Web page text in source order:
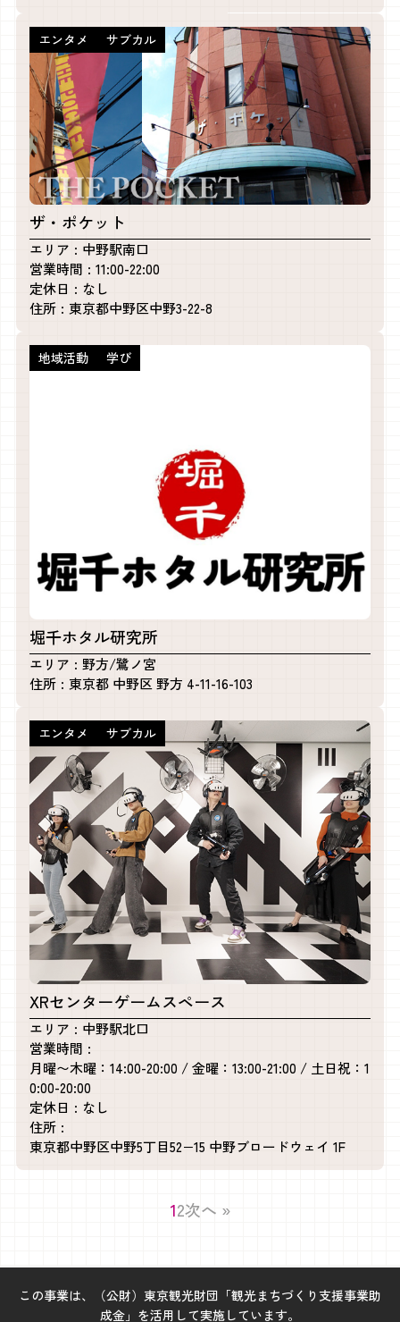
エンタメ サブカル
ザ・ポケット
エリア
中野駅南口
営業時間
11:00-22:00
定休日
なし
住所
東京都中野区中野3-22-8
地域活動 学び
堀千ホタル研究所
エリア
野方/鷺ノ宮
住所
東京都 中野区 野方 4-11-16-103
エンタメ サブカル
XRセンターゲームスペース
エリア
中野駅北口
営業時間
月曜〜木曜：14:00-20:00 / 金曜：13:00-21:00 / 土日祝：1
0:00-20:00
定休日
なし
住所
東京都中野区中野5丁目52−15 中野ブロードウェイ 1F
12次へ »
この事業は、（公財）東京観光財団「観光まちづくり支援事業助
成金」を活用して実施しています。